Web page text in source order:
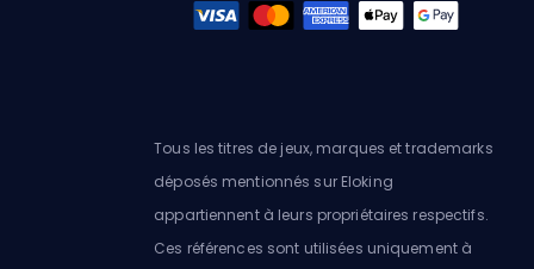
Tous les titres de jeux, marques et trademarks
déposés mentionnés sur Eloking
appartiennent à leurs propriétaires respectifs.
Ces références sont utilisées uniquement à